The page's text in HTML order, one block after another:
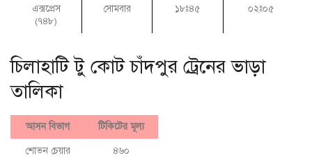
এক্সপ্রেস
(৭৪৮)
সোমবার ১৮ঃ৪৫ ০২ঃ০৫
চিলাহাটি টু কোট চাঁদপুর ট্রেনের ভাড়া
তালিকা
আসন বিভাগ টিকিটের মূল্য
শোভন চেয়ার ৪৬০